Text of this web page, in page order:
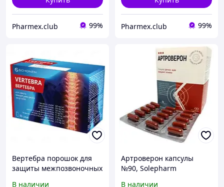
Pharmex.club 99% Pharmex.club 99%
Вертебра порошок для
защиты межпозвоночных
В наличии
Артроверон капсулы
№90, Solepharm
В наличии